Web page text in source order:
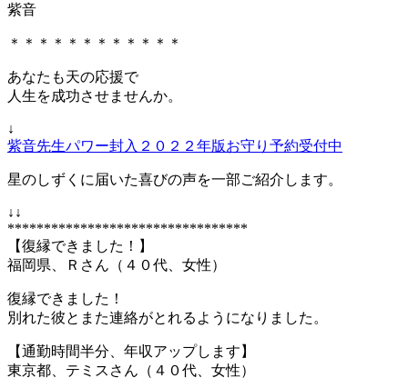
紫音
＊＊＊＊＊＊＊＊＊＊＊＊
あなたも天の応援で
人生を成功させませんか。
↓
紫音先生パワー封入２０２２年版お守り予約受付中
星のしずくに届いた喜びの声を一部ご紹介します。
↓↓
*********************************
【復縁できました！】
福岡県、Ｒさん（４０代、女性）
復縁できました！
別れた彼とまた連絡がとれるようになりました。
【通勤時間半分、年収アップします】
東京都、テミスさん（４０代、女性）